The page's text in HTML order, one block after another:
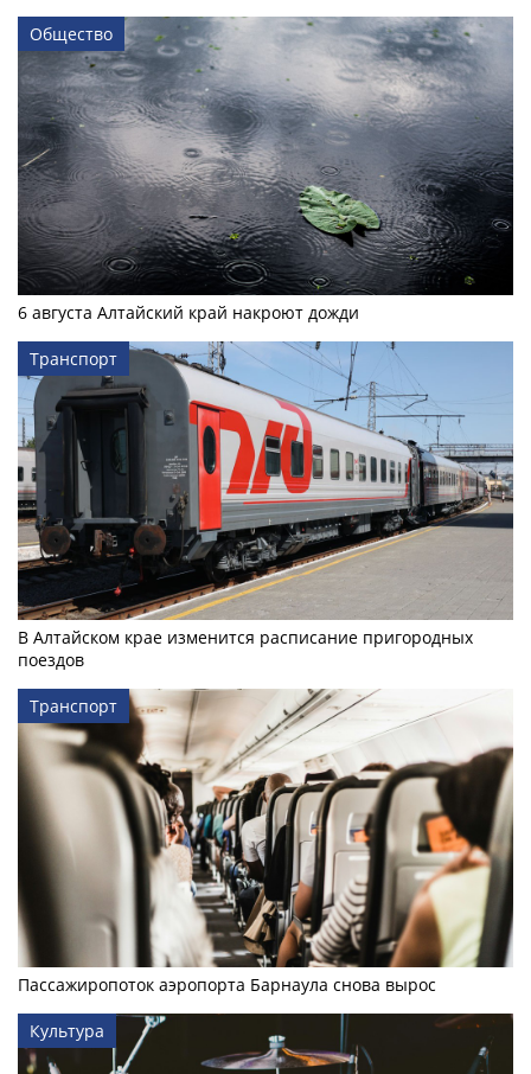
Общество
6 августа Алтайский край накроют дожди
Транспорт
В Алтайском крае изменится расписание пригородных
поездов
Транспорт
Пассажиропоток аэропорта Барнаула снова вырос
Культура